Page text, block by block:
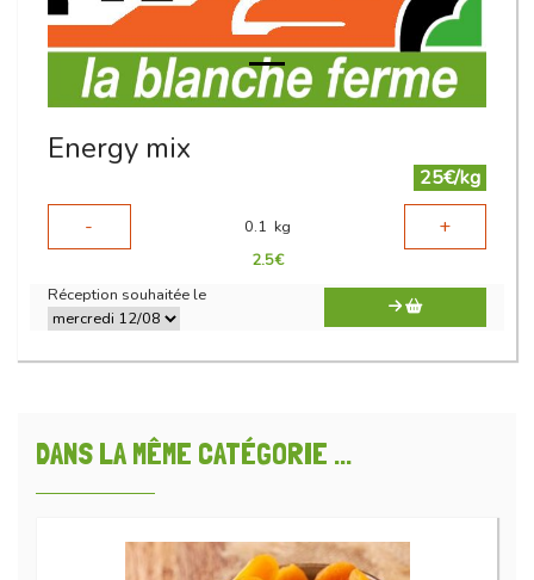
Energy mix
25€/kg
-
0.1 kg +
2.5€
Réception souhaitée le
DANS LA MÊME CATÉGORIE ...